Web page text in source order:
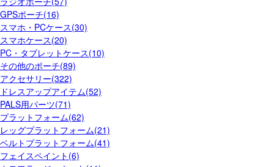
GPSポーチ(16)
スマホ・PCケース(30)
スマホケース(20)
PC・タブレットケース(10)
その他のポーチ(89)
アクセサリー(322)
ドレスアップアイテム(52)
PALS用パーツ(71)
プラットフォーム(62)
レッグプラットフォーム(21)
ベルトプラットフォーム(41)
フェイスペイント(6)